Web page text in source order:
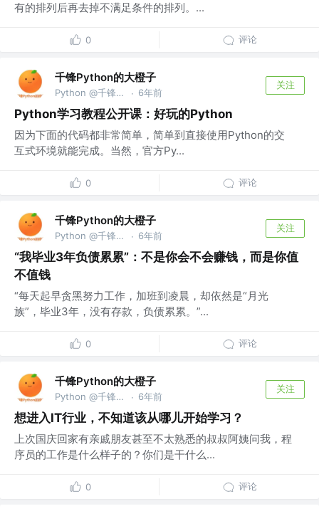
有的排列后再去掉不满足条件的排列。...
0 评论
千锋Python的大橙子
Python @千锋教育部 · 6年前
关注
Python学习教程公开课：好玩的Python
因为下面的代码都非常简单，简单到直接使用Python的交
互式环境就能完成。当然，官方Py...
0 评论
千锋Python的大橙子
Python @千锋教育部 · 6年前
关注
“我毕业3年负债累累”：不是你会不会赚钱，而是你值
不值钱
“每天起早贪黑努力工作，加班到凌晨，却依然是“月光
族”，毕业3年，没有存款，负债累累。”...
0 评论
千锋Python的大橙子
Python @千锋教育部 · 6年前
关注
想进入IT行业，不知道该从哪儿开始学习？
上次国庆回家有亲戚朋友甚至不太熟悉的叔叔阿姨问我，程
序员的工作是什么样子的？你们是干什么...
0 评论